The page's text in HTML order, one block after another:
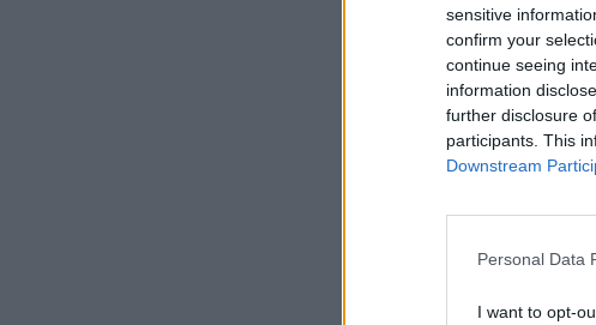
sensitive
confirm your
continue seeing
information
further disclosure
participants. This
Downstream
Personal Data
I want to opt-